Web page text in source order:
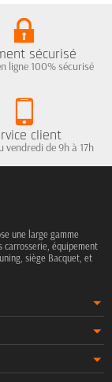
sécurisé
ligne 100% sécurisé
client
vendredi de 9h à 17h
une large gamme
carrosserie, équipement
siège Bacquet, et